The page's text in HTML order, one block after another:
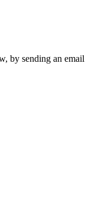
by sending an email